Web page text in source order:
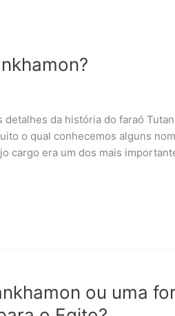
da história do faraó
o qual conhecemos alguns
cargo era um dos mais
ou uma